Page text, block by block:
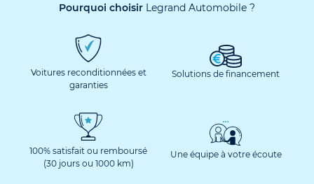
Pourquoi choisir Legrand Automobile ?
Voitures reconditionnées et
garanties
Solutions de financement
100% satisfait ou remboursé
(30 jours ou 1000 km)
Une équipe à votre écoute